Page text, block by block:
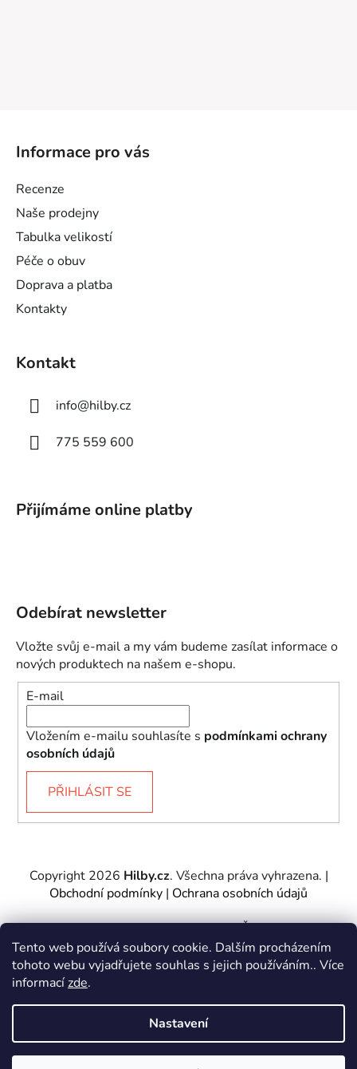
Tento web používá soubory cookie. Dalším procházením
tohoto webu vyjadřujete souhlas s jejich používáním.. Více
informacízde.
Nastavení
Informace pro vás
Recenze
Naše prodejny
Tabulka velikostí
Péče o obuv
Doprava a platba
Kontakty
Kontakt
info@hilby.cz
775 559 600
Přijímáme online platby
Odebírat newsletter
Vložte svůj e-mail a my vám budeme zasílat informace o
nových produktech na našem e-shopu.
E-mail
Vložením e-mailu souhlasíte s podmínkami ochrany
osobních údajů
PŘIHLÁSIT SE
Vytvořil Shoptet&PekneWeby
Copyright 2026 Hilby.cz. Všechna práva vyhrazena. |
Obchodní podmínky | Ochrana osobních údajů
Provozovatel e-shopu: Hilby CZ s.r.o., IČ: 27467317, se
sídlem Soukenická 2082/7,11000 Praha 1 – Nové
Město.
Společnost je zapsána u Městského soudu v Praze -